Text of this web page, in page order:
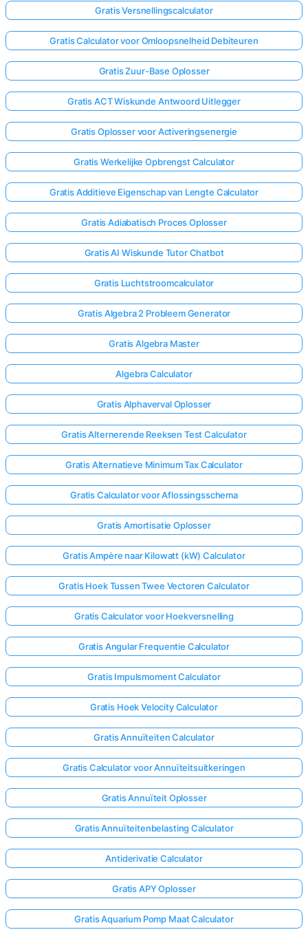
Gratis Versnellingscalculator
Gratis Calculator voor Omloopsnelheid Debiteuren
Gratis Zuur-Base Oplosser
Gratis ACT Wiskunde Antwoord Uitlegger
Gratis Oplosser voor Activeringsenergie
Gratis Werkelijke Opbrengst Calculator
Gratis Additieve Eigenschap van Lengte Calculator
Gratis Adiabatisch Proces Oplosser
Gratis AI Wiskunde Tutor Chatbot
Gratis Luchtstroomcalculator
Gratis Algebra 2 Probleem Generator
Gratis Algebra Master
Algebra Calculator
Gratis Alphaverval Oplosser
Gratis Alternerende Reeksen Test Calculator
Gratis Alternatieve Minimum Tax Calculator
Gratis Calculator voor Aflossingsschema
Gratis Amortisatie Oplosser
Gratis Ampère naar Kilowatt (kW) Calculator
Gratis Hoek Tussen Twee Vectoren Calculator
Gratis Calculator voor Hoekversnelling
Gratis Angular Frequentie Calculator
Gratis Impulsmoment Calculator
Gratis Hoek Velocity Calculator
Gratis Annuïteiten Calculator
Gratis Calculator voor Annuïteitsuitkeringen
Gratis Annuïteit Oplosser
Gratis Annuïteitenbelasting Calculator
Antiderivatie Calculator
Gratis APY Oplosser
Gratis Aquarium Pomp Maat Calculator